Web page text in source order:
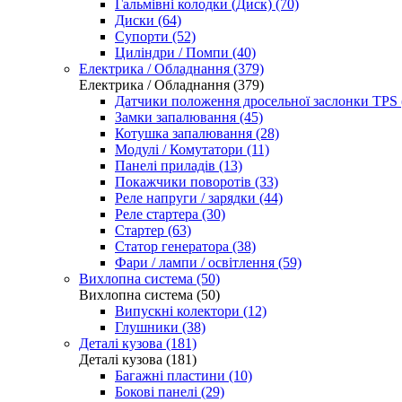
Гальмівні колодки (Диск) (70)
Диски (64)
Супорти (52)
Циліндри / Помпи (40)
Електрика / Обладнання (379)
Електрика / Обладнання (379)
Датчики положення дросельної заслонки TPS
Замки запалювання (45)
Котушка запалювання (28)
Модулі / Комутатори (11)
Панелі приладів (13)
Покажчики поворотів (33)
Реле напруги / зарядки (44)
Реле стартера (30)
Стартер (63)
Статор генератора (38)
Фари / лампи / освітлення (59)
Вихлопна система (50)
Вихлопна система (50)
Випускні колектори (12)
Глушники (38)
Деталі кузова (181)
Деталі кузова (181)
Багажні пластини (10)
Бокові панелі (29)